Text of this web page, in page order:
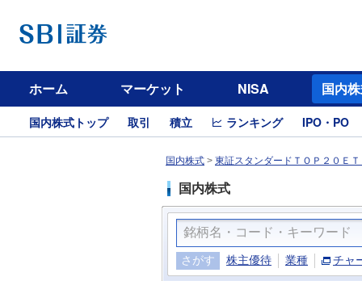
ホーム マーケット NISA 国内
国内株式トップ 取引 積立 ランキング IPO・PO
国内株式 > 東証スタンダードＴＯＰ２０Ｅ
国内株式
さがす 株主優待 業種 チャ